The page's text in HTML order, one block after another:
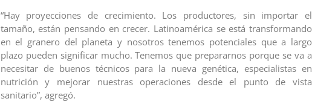
“Hay proyecciones de crecimiento. Los productores, sin importar el
tamaño, están pensando en crecer. Latinoamérica se está transformando
en el granero del planeta y nosotros tenemos potenciales que a largo
plazo pueden significar mucho. Tenemos que prepararnos porque se va a
necesitar de buenos técnicos para la nueva genética, especialistas en
nutrición y mejorar nuestras operaciones desde el punto de vista
sanitario”, agregó.